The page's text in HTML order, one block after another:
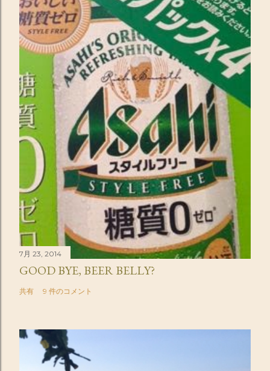
7月 23, 2014
GOOD BYE, BEER BELLY?
共有 9 件のコメント